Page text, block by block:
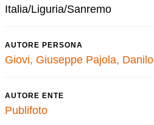
Italia/Liguria/Sanremo
AUTORE PERSONA
Giovi, Giuseppe Pajola, Danilo
AUTORE ENTE
Publifoto